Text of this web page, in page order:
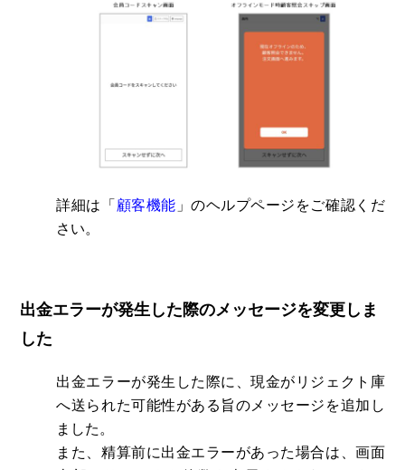
詳細は「 顧客機能 」のヘルプページをご確認くだ
さい。
出金エラーが発生した際のメッセージを変更しま
した
出金エラーが発生した際に、現金がリジェクト庫
へ送られた可能性がある旨のメッセージを追加し
ました。
また、精算前に出金エラーがあった場合は、画面